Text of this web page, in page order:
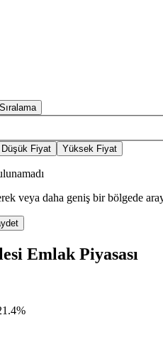
Düşük Fiyat Yüksek Fiyat
veya daha geniş bir bölgede
Emlak Piyasası
%